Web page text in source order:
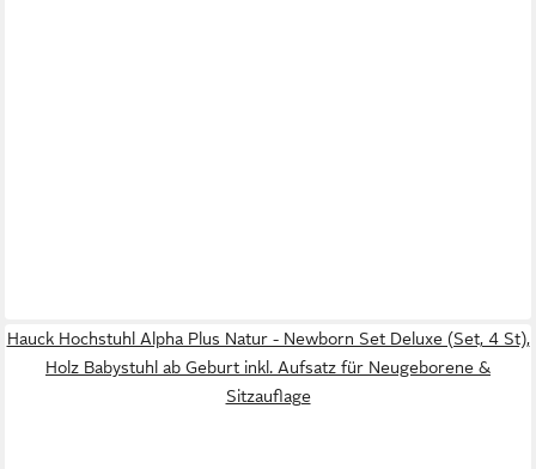
Hauck Hochstuhl Alpha Plus Natur - Newborn Set Deluxe (Set, 4 St),
Holz Babystuhl ab Geburt inkl. Aufsatz für Neugeborene &
Sitzauflage